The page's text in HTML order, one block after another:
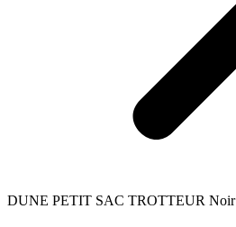
DUNE PETIT SAC TROTTEUR Noir